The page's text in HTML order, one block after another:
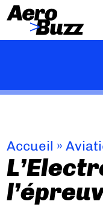
Accueil »